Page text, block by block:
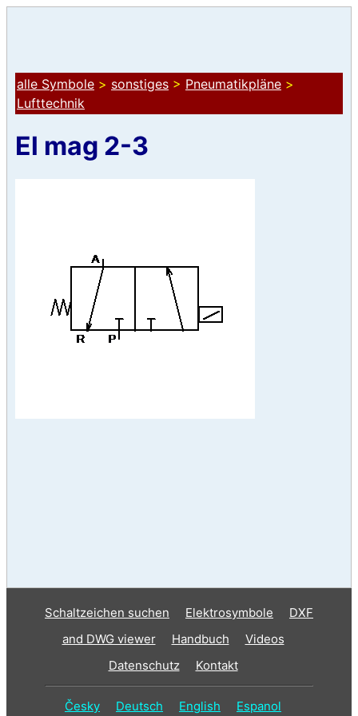
alle Symbole > sonstiges > Pneumatikpläne >
Lufttechnik
El mag 2-3
Schaltzeichen suchen Elektrosymbole
DXF
and DWG viewer
Handbuch
Videos
Datenschutz
Kontakt
Česky Deutsch English Espanol